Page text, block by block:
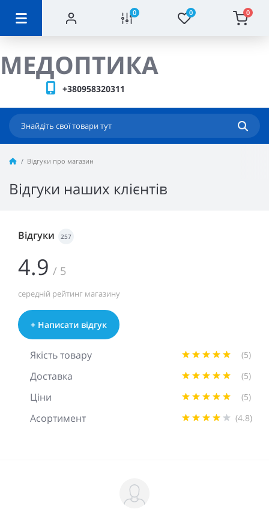
0 0 0
МЕДОПТИКА
+380958320311
Відгуки про магазин
Відгуки наших клієнтів
Відгуки 257
4.9 / 5
середній рейтинг магазину
+ Написати відгук
Якість товару (5)
Доставка (5)
Ціни (5)
Асортимент (4.8)